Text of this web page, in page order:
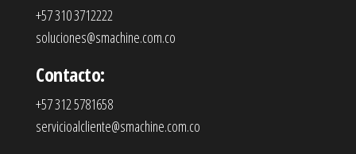
+57 310 3712222
soluciones@smachine.com.co
Contacto:
+57 312 5781658
servicioalcliente@smachine.com.co